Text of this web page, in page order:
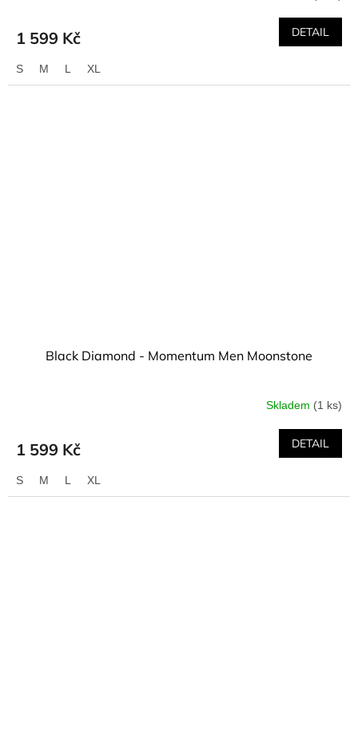
1 599 Kč DETAIL
S M L XL
Black Diamond - Momentum Men Moonstone
Skladem (1 ks)
1 599 Kč DETAIL
S M L XL